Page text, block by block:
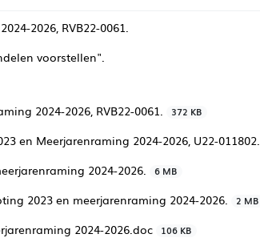
2026, RVB22-0061.
voorstellen".
2024-2026, RVB22-0061.
372 KB
en Meerjarenraming 2024-2026, U22-011802.
2024-2026. 6 MB
2023 en meerjarenraming 2024-2026. 2 MB
2024-2026.doc 106 KB